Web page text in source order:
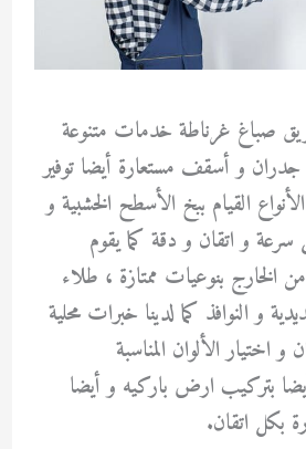
صباغ غرناطة خدمات متنوعة
و أسقف مستعارة أيضا توفير
القيام ببخ الأسطح الخشبية و
و اتقان و دقة كما يقوم
الخارج بنوعيات ممتازة ، طلاء
و النوافذ كما لدينا خبرات محلية
و اختيار الألوان المناسبة
بتركيب ارض باركيه و أيضا
بكل اتقان.